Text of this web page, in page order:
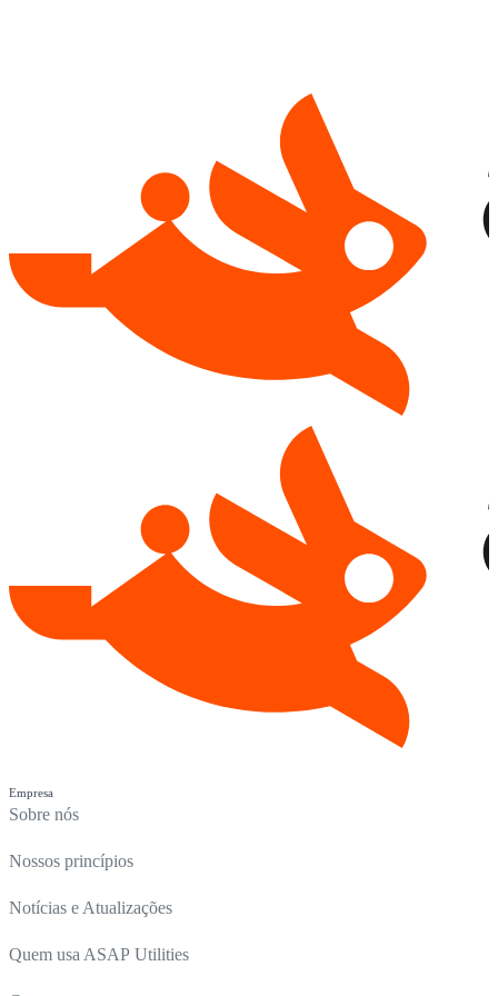
Empresa
Sobre nós
Nossos princípios
Notícias e Atualizações
Quem usa ASAP Utilities